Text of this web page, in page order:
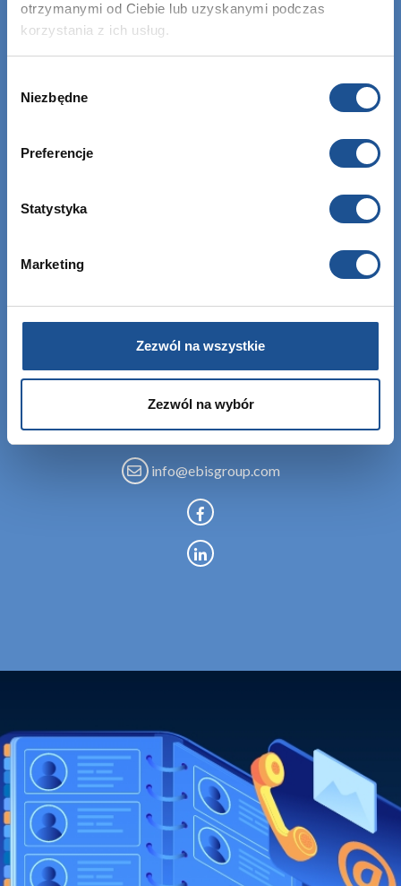
otrzymanymi od Ciebie lub uzyskanymi podczas
korzystania z ich usług.
zgody
Niezbędne
Preferencje
Statystyka
Marketing
Zezwól na wszystkie
Zezwól na wybór
NIP: 6762464669
REGON: 122843907
+48 12 307 06 35
info@ebisgroup.com